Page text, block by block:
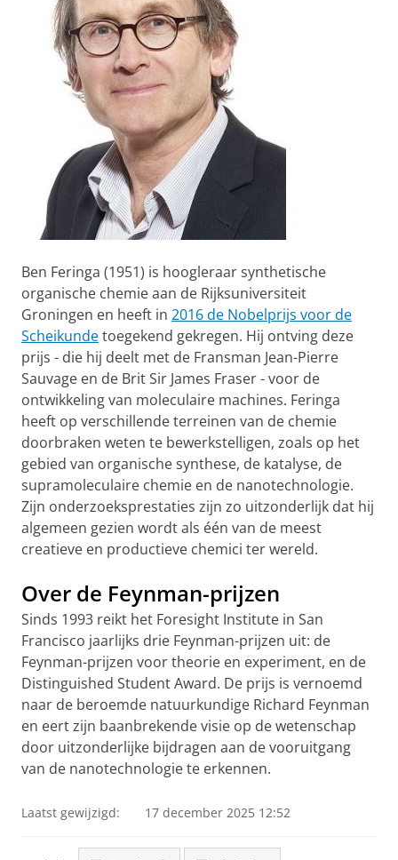
Ben Feringa (1951) is hoogleraar synthetische
organische chemie aan de Rijksuniversiteit
Groningen en heeft in 2016 de Nobelprijs voor de
Scheikundetoegekend gekregen. Hij ontving deze
prijs - die hij deelt met de Fransman Jean-Pierre
Sauvage en de Brit Sir James Fraser - voor de
ontwikkeling van moleculaire machines. Feringa
heeft op verschillende terreinen van de chemie
doorbraken weten te bewerkstelligen, zoals op het
gebied van organische synthese, de katalyse, de
supramoleculaire chemie en de nanotechnologie.
Zijn onderzoeksprestaties zijn zo uitzonderlijk dat hij
algemeen gezien wordt als één van de meest
creatieve en productieve chemici ter wereld.
Over de Feynman-prijzen
Sinds 1993 reikt het Foresight Institute in San
Francisco jaarlijks drie Feynman-prijzen uit: de
Feynman-prijzen voor theorie en experiment, en de
Distinguished Student Award. De prijs is vernoemd
naar de beroemde natuurkundige Richard Feynman
en eert zijn baanbrekende visie op de wetenschap
door uitzonderlijke bijdragen aan de vooruitgang
van de nanotechnologie te erkennen.
Laatst gewijzigd: 17 december 2025 12:52